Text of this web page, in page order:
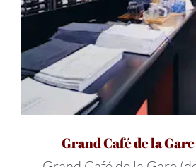
Grand Café de la